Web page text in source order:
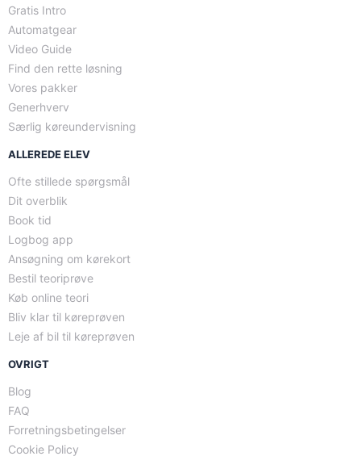
Gratis Intro
Automatgear
Video Guide
Find den rette løsning
Vores pakker
Generhverv
Særlig køreundervisning
ALLEREDE ELEV
Ofte stillede spørgsmål
Dit overblik
Book tid
Logbog app
Ansøgning om kørekort
Bestil teoriprøve
Køb online teori
Bliv klar til køreprøven
Leje af bil til køreprøven
OVRIGT
Blog
FAQ
Forretningsbetingelser
Cookie Policy